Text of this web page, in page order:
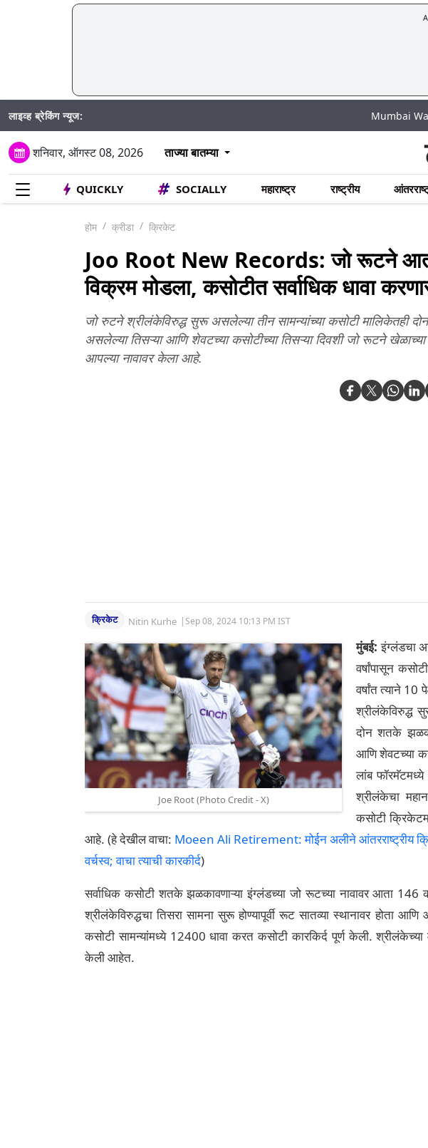
लाइव्ह ब्रेकिंग न्यूज: Mumbai Water Cut:
शनिवार, ऑगस्ट 08, 2026 ताज्या बातम्या
QUICKLY SOCIALLY महाराष्ट्र राष्ट्रीय
होम क्रीडा क्रिकेट
Joo Root New Records: जो रूटने आता
विक्रम मोडला, कसोटीत सर्वाधिक धावा
जो रुटने श्रीलंकेविरुद्ध सुरू असलेल्या तीन सामन्यांच्या कसोटी
असलेल्या तिसऱ्या आणि शेवटच्या कसोटीच्या तिसऱ्या दिवशी जो रूटने
आपल्या नावावर केला आहे.
क्रिकेट Nitin Kurhe |Sep 08, 2024 10:13 PM IST
Joe Root (Photo Credit - X)
मुंबई: इंग्लंडचा
वर्षांपासून
वर्षांत त्याने
श्रीलंकेविरुद्ध
दोन शतके
आणि शेवटच्या
लांब
श्रीलंकेचा
कसोटी
आहे. (हे देखील वाचा: Moeen Ali Retirement: मोईन अलीने आंतरराष्ट्रीय
वर्चस्व; वाचा त्याची कारकीर्द)
सर्वाधिक कसोटी शतके झळकावणाऱ्या इंग्लंडच्या जो रूटच्या नावावर आता 146
श्रीलंकेविरुद्धचा तिसरा सामना सुरू होण्यापूर्वी रूट सातव्या स्थानावर होता
कसोटी सामन्यांमध्ये 12400 धावा करत कसोटी कारकिर्द पूर्ण केली.
केली आहेत.